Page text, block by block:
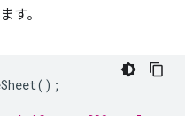
す。
();